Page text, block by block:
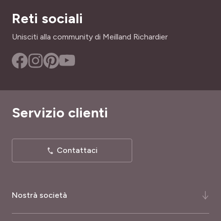
PORTAMENTO
Cespuglio
802412
ALTEZZA A MATURITÀ
INTERESSE DECORATIVO
Durata della fioritura, Si naturalizza
Reti sociali
Unisciti alla community di Meilland Richardier
Nostrà società
Servizio clienti
Contattaci